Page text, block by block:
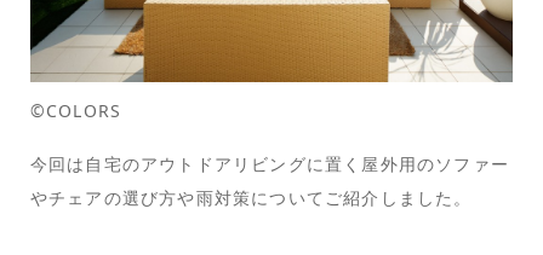
©COLORS
今回は自宅のアウトドアリビングに置く屋外用のソファー
やチェアの選び方や雨対策についてご紹介しました。